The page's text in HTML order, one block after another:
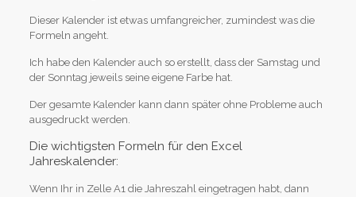
Dieser Kalender ist etwas umfangreicher, zumindest was die
Formeln angeht.
Ich habe den Kalender auch so erstellt, dass der Samstag und
der Sonntag jeweils seine eigene Farbe hat.
Der gesamte Kalender kann dann später ohne Probleme auch
ausgedruckt werden.
Die wichtigsten Formeln für den Excel
Jahreskalender:
Wenn Ihr in Zelle A1 die Jahreszahl eingetragen habt, dann